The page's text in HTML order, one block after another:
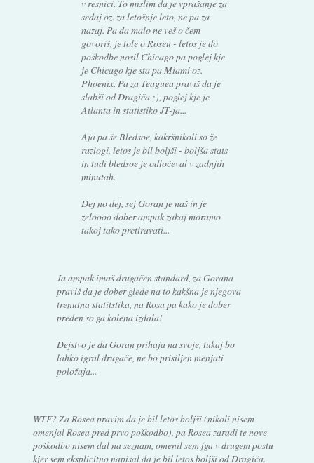
v resnici. To mislim da je vprašanje za
sedaj oz. za letošnje leto, ne pa za
nazaj. Pa da malo ne veš o čem
govoriš, je tole o Roseu - letos je do
poškodbe nosil Chicago pa poglej kje
je Chicago kje sta pa Miami oz.
Phoenix. Pa za Teaguea praviš da je
slabši od Dragiča ;), poglej kje je
Atlanta in statistiko JT-ja...
Aja pa še Bledsoe, kakršnikoli so že
razlogi, letos je bil boljši - boljša stats
in tudi bledsoe je odločeval v zadnjih
minutah.
Dej no dej, sej Goran je naš in je
zeloooo dober ampak zakaj moramo
takoj tako pretiravati...
Ja ampak imaš drugačen standard, za Gorana
praviš da je dober glede na to kakšna je njegova
trenutna statitstika, na Rosa pa kako je dober
preden so ga kolena izdala!
Dejstvo je da Goran prihaja na svoje, tukaj bo
lahko igral drugače, ne bo prisiljen menjati
položaja...
WTF? Za Rosea pravim da je bil letos boljši (nikoli nisem
omenjal Rosea pred prvo poškodbo), pa Rosea zaradi te nove
poškodbo nisem dal na seznam, omenil sem fga v drugem postu
kjer sem eksplicitno napisal da je bil letos boljši od Dragiča.